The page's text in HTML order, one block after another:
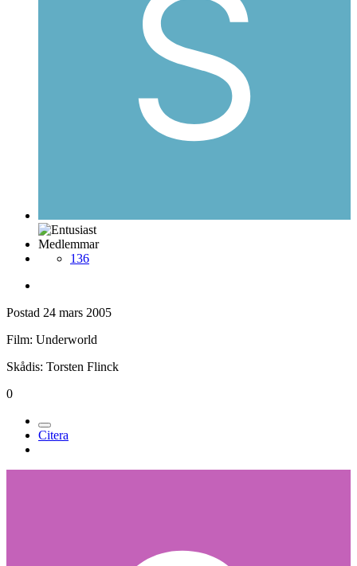
Medlemmar
136
Postad 24 mars 2005
Film: Underworld
Skådis: Torsten Flinck
0
Citera